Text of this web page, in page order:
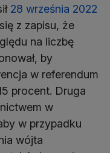
28 września 2022
z zapisu, że
na liczbę
by
w referendum
procent. Druga
w
w przypadku
wójta